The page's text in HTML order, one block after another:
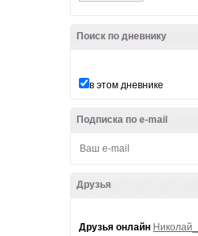
Поиск по дневнику
в этом дневнике
Подписка по e-mail
Друзья
Друзья онлайн